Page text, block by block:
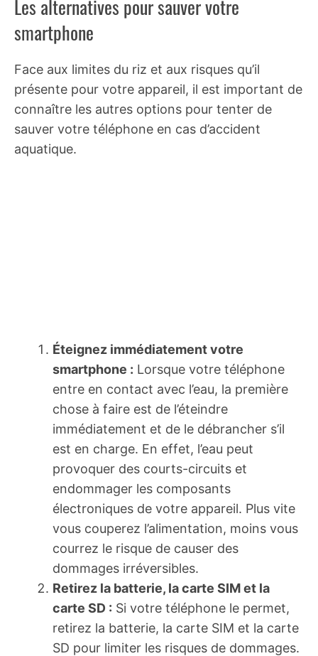
Les alternatives pour sauver votre
smartphone
Face aux limites du riz et aux risques qu’il
présente pour votre appareil, il est important de
connaître les autres options pour tenter de
sauver votre téléphone en cas d’accident
aquatique.
Éteignez immédiatement votre
smartphone : Lorsque votre téléphone
entre en contact avec l’eau, la première
chose à faire est de l’éteindre
immédiatement et de le débrancher s’il
est en charge. En effet, l’eau peut
provoquer des courts-circuits et
endommager les composants
électroniques de votre appareil. Plus vite
vous couperez l’alimentation, moins vous
courrez le risque de causer des
dommages irréversibles.
Retirez la batterie, la carte SIM et la
carte SD : Si votre téléphone le permet,
retirez la batterie, la carte SIM et la carte
SD pour limiter les risques de dommages.